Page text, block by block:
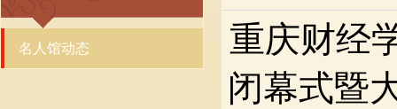
名人馆动态
重庆财经
闭幕式暨